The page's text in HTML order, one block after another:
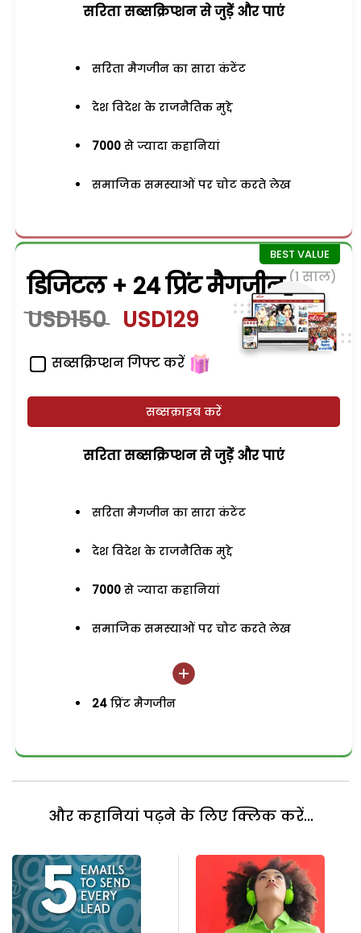
सरिता सब्सक्रिप्शन से जुड़ेें और पाएं
सरिता मैगजीन का सारा कंटेंट
देश विदेश के राजनैतिक मुद्दे
7000 से ज्यादा कहानियां
समाजिक समस्याओं पर चोट करते लेख
डिजिटल + 24 प्रिंट मैगजीन (1 साल)
USD150 USD129
सब्सक्रिप्शन गिफ्ट करें
सब्सक्राइब करें
सरिता सब्सक्रिप्शन से जुड़ेें और पाएं
सरिता मैगजीन का सारा कंटेंट
देश विदेश के राजनैतिक मुद्दे
7000 से ज्यादा कहानियां
समाजिक समस्याओं पर चोट करते लेख
24 प्रिंट मैगजीन
और कहानियां पढ़ने के लिए क्लिक करें...